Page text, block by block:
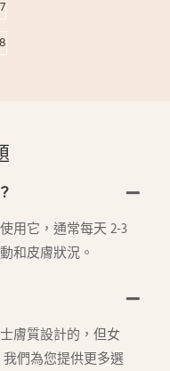
用它，通常每天 2-3
和皮膚狀況。
膚質設計的，但女
們為您提供更多選